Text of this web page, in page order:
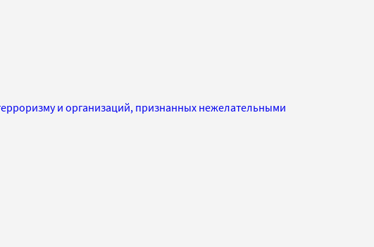
и организаций, признанных нежелательными